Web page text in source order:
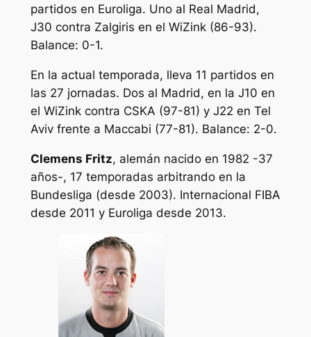
partidos en Euroliga. Uno al Real Madrid,
J30 contra Zalgiris en el WiZink (86-93).
Balance: 0-1.
En la actual temporada, lleva 11 partidos en
las 27 jornadas. Dos al Madrid, en la J10 en
el WiZink contra CSKA (97-81) y J22 en Tel
Aviv frente a Maccabi (77-81). Balance: 2-0.
Clemens Fritz, alemán nacido en 1982 -37
años-, 17 temporadas arbitrando en la
Bundesliga (desde 2003). Internacional FIBA
desde 2011 y Euroliga desde 2013.